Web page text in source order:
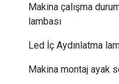
Makina çalışma
lambası
Led İç Aydınlatma
Makina montaj ayak